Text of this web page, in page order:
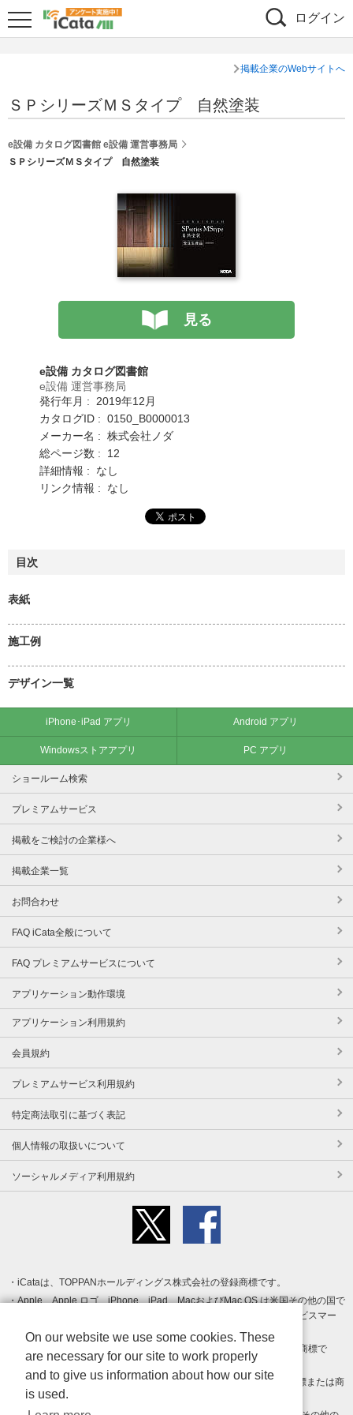
ログイン
掲載企業のWebサイトへ
ＳＰシリーズＭＳタイプ 自然塗装
e設備 カタログ図書館 e設備 運営事務局
ＳＰシリーズＭＳタイプ 自然塗装
見る
e設備 カタログ図書館
e設備 運営事務局
発行年月 : 2019年12月
カタログID : 0150_B0000013
メーカー名 : 株式会社ノダ
総ページ数 : 12
詳細情報 : なし
リンク情報 : なし
目次
表紙
施工例
デザイン一覧
iPhone･iPad アプリ Android アプリ
Windowsストアアプリ PC アプリ
ショールーム検索
プレミアムサービス
掲載をご検討の企業様へ
掲載企業一覧
お問合わせ
FAQ iCata全般について
FAQ プレミアムサービスについて
アプリケーション動作環境
アプリケーション利用規約
会員規約
プレミアムサービス利用規約
特定商法取引に基づく表記
個人情報の取扱いについて
ソーシャルメディア利用規約
iCataは、TOPPANホールディングス株式会社の登録商標です。
Apple、Apple ロゴ、iPhone、iPad、MacおよびMac OS は米国その他の国で
登録された Apple Inc. の商標です。App Store は Apple Inc. のサービスマー
クです。
Android、Google Play および Google Play ロゴ は Google LLC の商標で
す。
Windows は Microsoft Inc.の米国およびその他の国における登録商標または商
標です。
On our website we use some cookies. These
are necessary for our site to work properly
and to give us information about how our site
is used.